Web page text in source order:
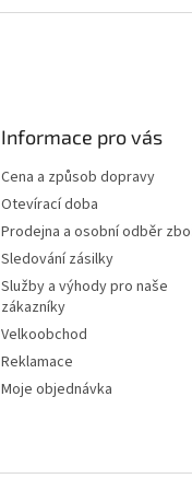
Informace pro vás
Cena a způsob dopravy
Otevírací doba
Prodejna a osobní odběr
Sledování zásilky
Služby a výhody pro naše
zákazníky
Velkoobchod
Reklamace
Moje objednávka